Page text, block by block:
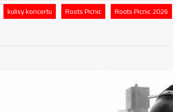
kulisy koncertu Roots Picnic Roots Picnic 2026